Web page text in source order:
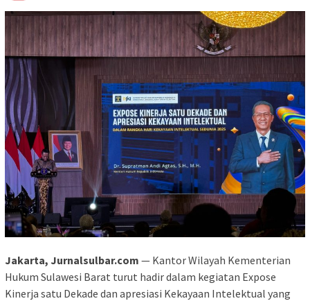
Jakarta, Jurnalsulbar.com — Kantor Wilayah Kementerian
Hukum Sulawesi Barat turut hadir dalam kegiatan Expose
Kinerja satu Dekade dan apresiasi Kekayaan Intelektual yang